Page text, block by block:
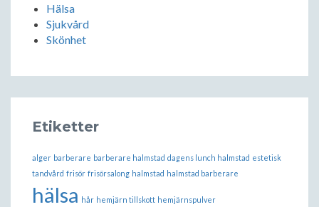
Hälsa
Sjukvård
Skönhet
Etiketter
alger barberare barberare halmstad dagens lunch halmstad estetisk
tandvård frisör frisörsalong halmstad halmstad barberare
hälsa hår hemjärn tillskott hemjärnspulver